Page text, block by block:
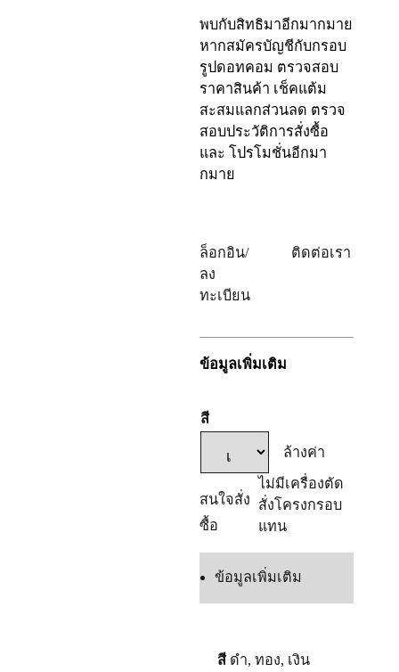
พบกับสิทธิมาอีกมากมาย
หากสมัครบัญชีกับกรอบ
รูปดอทคอม ตรวจสอบ
ราคาสินค้า เช็คแต้ม
สะสมแลกส่วนลด ตรวจ
สอบประวัติการสั่งซื้อ
และ โปรโมชั่นอีกมา
กมาย
ล็อกอิน/
ลง
ทะเบียน
ติดต่อเรา
ข้อมูลเพิ่มเติม
สี
ล้างค่า
สนใจสั่ง
ซื้อ
ไม่มีเครื่องตัด
สั่งโครงกรอบ
แทน
ข้อมูลเพิ่มเติม
สี ดำ, ทอง, เงิน